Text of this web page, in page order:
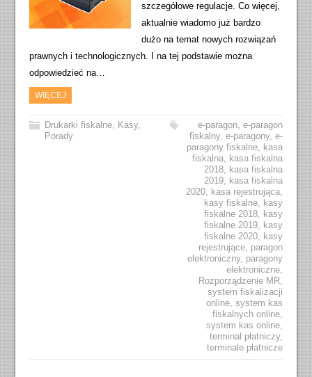
szczegółowe regulacje. Co więcej,
aktualnie wiadomo już bardzo
dużo na temat nowych rozwiązań
prawnych i technologicznych. I na tej podstawie można
odpowiedzieć na…
WIĘCEJ
Drukarki fiskalne, Kasy,
Porady
e-paragon, e-paragon
fiskalny, e-paragony, e-
paragony fiskalne, kasa
fiskalna, kasa fiskalna
2018, kasa fiskalna
2019, kasa fiskalna
2020, kasa rejestrująca,
kasy fiskalne, kasy
fiskalne 2018, kasy
fiskalne 2019, kasy
fiskalne 2020, kasy
rejestrujące, paragon
elektroniczny, paragony
elektroniczne,
Rozporządzenie MR,
system fiskalizacji
online, system kas
fiskalnych online,
system kas online,
terminal płatniczy,
terminale płatnicze